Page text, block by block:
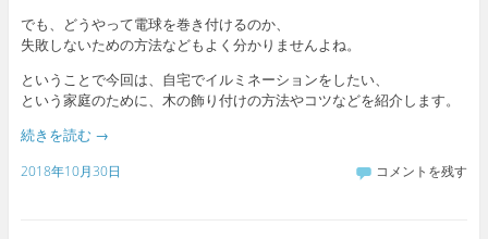
でも、どうやって電球を巻き付けるのか、
失敗しないための方法などもよく分かりませんよね。
ということで今回は、自宅でイルミネーションをしたい、
という家庭のために、木の飾り付けの方法やコツなどを紹介します。
続きを読む →
2018年10月30日 コメントを残す